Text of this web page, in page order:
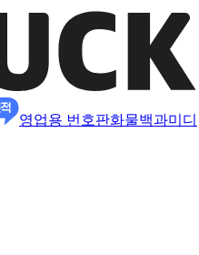
영업용 번호판화물백과미디